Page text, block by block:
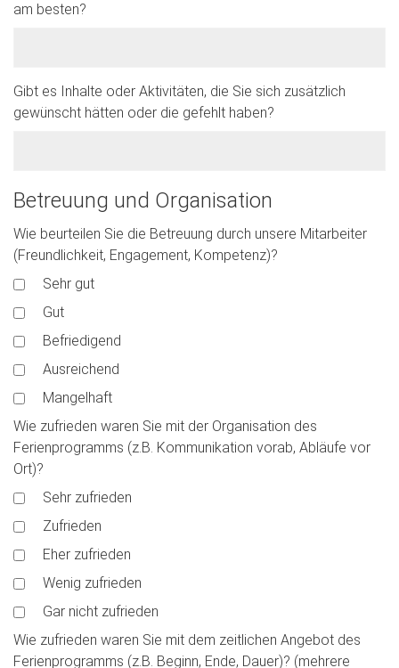
am besten?
Gibt es Inhalte oder Aktivitäten, die Sie sich zusätzlich
gewünscht hätten oder die gefehlt haben?
Betreuung und Organisation
Wie beurteilen Sie die Betreuung durch unsere Mitarbeiter
(Freundlichkeit, Engagement, Kompetenz)?
Sehr gut
Gut
Befriedigend
Ausreichend
Mangelhaft
Wie zufrieden waren Sie mit der Organisation des
Ferienprogramms (z.B. Kommunikation vorab, Abläufe vor
Ort)?
Sehr zufrieden
Zufrieden
Eher zufrieden
Wenig zufrieden
Gar nicht zufrieden
Wie zufrieden waren Sie mit dem zeitlichen Angebot des
Ferienprogramms (z.B. Beginn, Ende, Dauer)? (mehrere